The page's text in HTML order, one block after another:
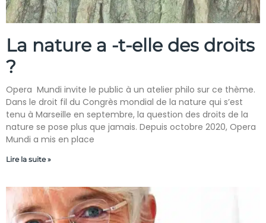
La nature a -t-elle des droits
?
Opera Mundi invite le public à un atelier philo sur ce thème.
Dans le droit fil du Congrès mondial de la nature qui s’est
tenu à Marseille en septembre, la question des droits de la
nature se pose plus que jamais. Depuis octobre 2020, Opera
Mundi a mis en place
Lire la suite »